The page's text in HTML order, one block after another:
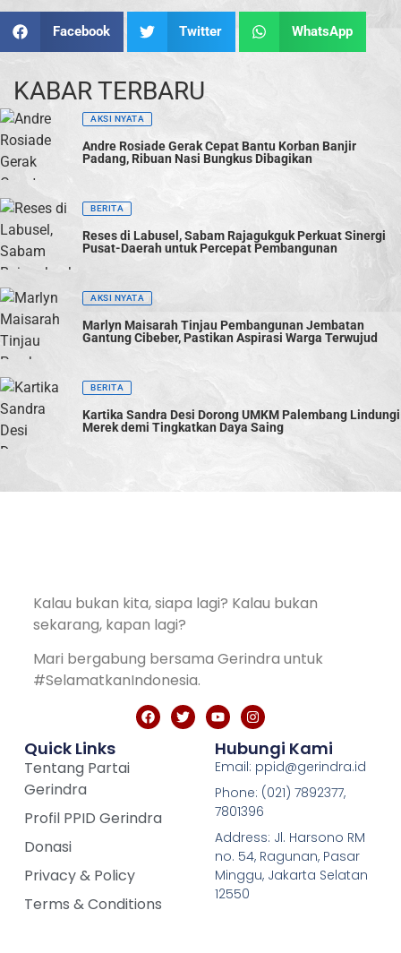
Facebook Twitter WhatsApp
KABAR TERBARU
AKSI NYATA
Andre Rosiade Gerak Cepat Bantu Korban Banjir
Padang, Ribuan Nasi Bungkus Dibagikan
BERITA
Reses di Labusel, Sabam Rajagukguk Perkuat Sinergi
Pusat-Daerah untuk Percepat Pembangunan
AKSI NYATA
Marlyn Maisarah Tinjau Pembangunan Jembatan
Gantung Cibeber, Pastikan Aspirasi Warga Terwujud
BERITA
Kartika Sandra Desi Dorong UMKM Palembang Lindungi
Merek demi Tingkatkan Daya Saing
Kalau bukan kita, siapa lagi? Kalau bukan
sekarang, kapan lagi?
Mari bergabung bersama Gerindra untuk
#SelamatkanIndonesia.
Quick Links
Tentang Partai
Gerindra
Profil PPID Gerindra
Donasi
Privacy & Policy
Terms & Conditions
Hubungi Kami
Email: ppid@gerindra.id
Phone: (021) 7892377,
7801396
Address: Jl. Harsono RM
no. 54, Ragunan, Pasar
Minggu, Jakarta Selatan
12550